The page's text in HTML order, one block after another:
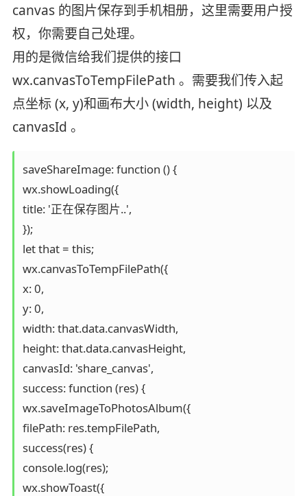
canvas 的图片保存到手机相册，这里需要用户授
权，你需要自己处理。
用的是微信给我们提供的接口
wx.canvasToTempFilePath 。需要我们传入起
点坐标 (x, y)和画布大小 (width, height) 以及
canvasId 。
saveShareImage: function () {
wx.showLoading({
title: '正在保存图片..',
});
let that = this;
wx.canvasToTempFilePath({
x: 0,
y: 0,
width: that.data.canvasWidth,
height: that.data.canvasHeight,
canvasId: 'share_canvas',
success: function (res) {
wx.saveImageToPhotosAlbum({
filePath: res.tempFilePath,
success(res) {
console.log(res);
wx.showToast({